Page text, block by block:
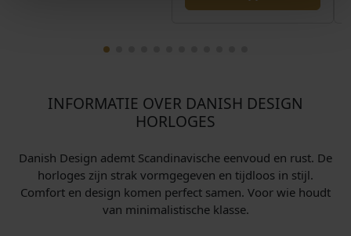
INFORMATIE OVER DANISH DESIGN
HORLOGES
Danish Design ademt Scandinavische eenvoud en rust. De
horloges zijn strak vormgegeven en tijdloos in stijl.
Comfort en design komen perfect samen. Voor wie houdt
van minimalistische klasse.